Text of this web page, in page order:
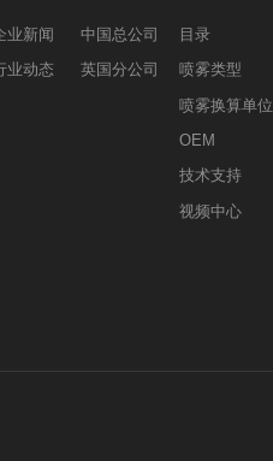
业新闻
业动态
中国总公司
英国分公司
目录
喷雾类型
喷雾换算单位
OEM
技术支持
视频中心